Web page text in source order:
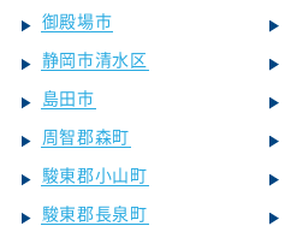
御殿場市
静岡市清水区
島田市
周智郡森町
駿東郡小山町
駿東郡長泉町